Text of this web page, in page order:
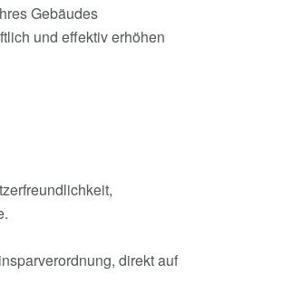
Gebäudes
und effektiv erhöhen
direkt auf